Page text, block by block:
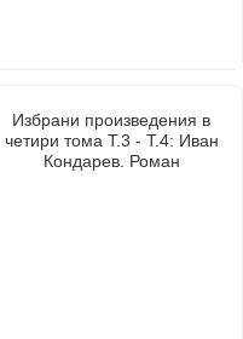
Избрани произведения в
четири тома Т.3 - Т.4: Иван
Кондарев. Роман